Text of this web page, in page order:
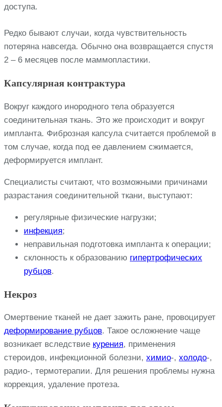
доступа.
Редко бывают случаи, когда чувствительность
потеряна навсегда. Обычно она возвращается спустя
2 – 6 месяцев после маммопластики.
Капсулярная контрактура
Вокруг каждого инородного тела образуется
соединительная ткань. Это же происходит и вокруг
импланта. Фиброзная капсула считается проблемой в
том случае, когда под ее давлением сжимается,
деформируется имплант.
Специалисты считают, что возможными причинами
разрастания соединительной ткани, выступают:
регулярные физические нагрузки;
инфекция;
неправильная подготовка импланта к операции;
склонность к образованию гипертрофических
рубцов.
Некроз
Омертвение тканей не дает зажить ране, провоцирует
деформирование рубцов. Такое осложнение чаще
возникает вследствие курения, применения
стероидов, инфекционной болезни, химио-, холодо-,
радио-, термотерапии. Для решения проблемы нужна
коррекция, удаление протеза.